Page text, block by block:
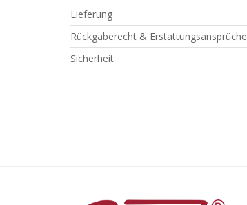
Lieferung
Rückgaberecht & Erstattungsansprüche
Sicherheit